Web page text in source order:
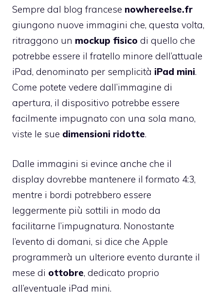
Sempre dal blog francese nowhereelse.fr
giungono nuove immagini che, questa volta,
ritraggono un mockup fisico di quello che
potrebbe essere il fratello minore dell’attuale
iPad, denominato per semplicità iPad mini.
Come potete vedere dall’immagine di
apertura, il dispositivo potrebbe essere
facilmente impugnato con una sola mano,
viste le sue dimensioni ridotte.
Dalle immagini si evince anche che il
display dovrebbe mantenere il formato 4:3,
mentre i bordi potrebbero essere
leggermente più sottili in modo da
facilitarne l’impugnatura. Nonostante
l’evento di domani, si dice che Apple
programmerà un ulteriore evento durante il
mese di ottobre, dedicato proprio
all’eventuale iPad mini.